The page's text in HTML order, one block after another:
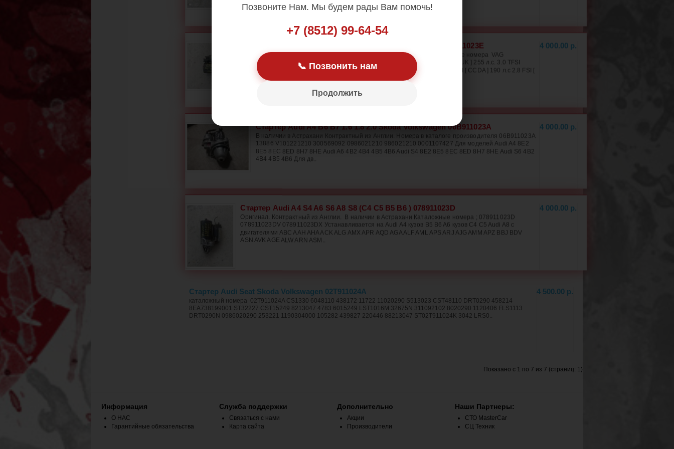
Позвоните Нам. Мы будем рады Вам помочь!
+7 (8512) 99-64-54
📞 Позвонить нам
Продолжить
4 000.00 р.
Стартер Audi A4 A6 A8 S6 S8 2005-2011 2.4 2.8 3.2L 06E911023E
Оригинал. Контрактный из Англии. В наличии в Астрахани каталожные номера VAG
06E911023E 06E911023EV 06E 911 023 EX для двигателей - 3.2 FSI [ AUK ] 255 л.с. 3.0 TFSI
quattro [ CAJA ] 290 л.с. 2.4 [ BDW ] 177 л.с. 2.8 FSI [ BDX ] 210 л.с. 2.8 FSI [ CCDA ] 190 л.с 2.8 FSI [
CC..
4 000.00 р.
Стартер Audi A4 B6 B7 1.6 1.8 2.0 Skoda Volkswagen 06B911023A
В наличии в Астрахани Контрактный из Англии. Номера в каталоге производителя 06B911023A
13886 V101221210 300569092 0986021210 986021210 0001107427 Для моделей Audi A4 8E2
8E5 8EC 8ED 8H7 8HE Audi A6 4B2 4B4 4B5 4B6 Audi S4 8E2 8E5 8EC 8ED 8H7 8HE Audi S6 4B2
4B4 4B5 4B6 Для дв..
4 000.00 р.
Стартер Audi A4 S4 A6 S6 A8 S8 (C4 C5 B5 B6 ) 078911023D
Оригинал. Контрактный из Англии. В наличии в Астрахани Каталожные номера ; 078911023D
078911023DV 078911023DX Устанавливается на Audi A4 кузов B5 B6 A6 кузов C4 C5 Audi A8 с
двигателями ABC AAH AHA ACK ALG AMX APR AQD AGA ALF AML APS ARJ AJG AMM APZ BBJ BDV
ASN AVK AGE ALW ARN ASM..
4 500.00 р.
Стартер Audi Seat Skoda Volkswagen 02T911024A
каталожный номера 02T911024A CS1330 6048110 438172 11722 11020290 S513023 CST48110 DRT0290 458214
8EA738199001 ST32227 CST15249 8213047 4783 6015249 LST1016M 32675N 311092102 8020290 1120406 FLS1113
DRT0290N 0986020290 253221 1190304000 105282 439827 220446 88213047 ST02T911024K 3042 LRS0..
Показано с 1 по 7 из 7 (страниц: 1)
Информация
О НАС
Гарантийные обязательства
Служба поддержки
Связаться с нами
Карта сайта
Дополнительно
Акции
Производители
Наши Партнеры:
СТО MasterCar
СЦ Техник